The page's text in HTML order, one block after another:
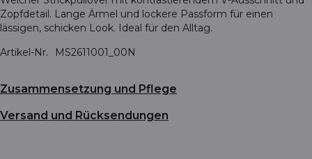
Zopfdetail. Lange Ärmel und lockere Passform für einen
lässigen, schicken Look. Ideal für den Alltag.
Artikel-Nr.
MS2611001_00N
Zusammensetzung und Pflege
Versand und Rücksendungen